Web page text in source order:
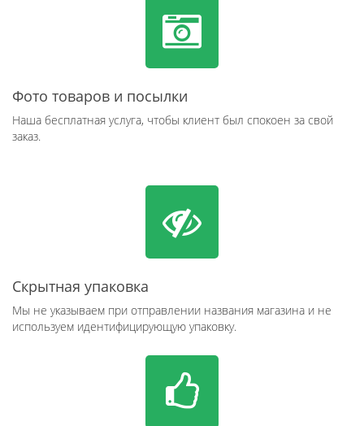
Фото товаров и посылки
Наша бесплатная услуга, чтобы клиент был спокоен за свой
заказ.
Скрытная упаковка
Мы не указываем при отправлении названия магазина и не
используем идентифицирующую упаковку.